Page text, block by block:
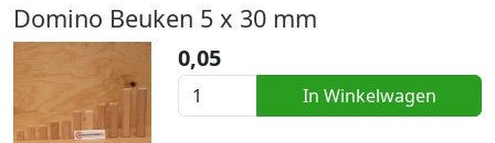
Domino Beuken 5 x 30 mm
0,05
In Winkelwagen